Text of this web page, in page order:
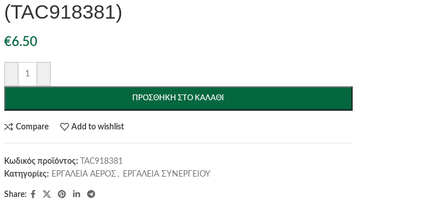
(TAC918381)
€6.50
ΠΡΟΣΘΉΚΗ ΣΤΟ ΚΑΛΆΘΙ
Compare Add to wishlist
Κωδικός προϊόντος:
TAC918381
Κατηγορίες: ΕΡΓΑΛΕΙΑ ΑΕΡΟΣ , ΕΡΓΑΛΕΙΑ ΣΥΝΕΡΓΕΙΟΥ
Share: